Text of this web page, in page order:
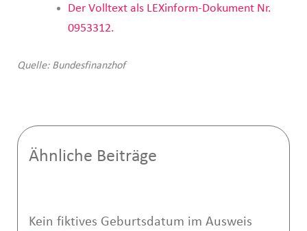
Der Volltext als LEXinform-Dokument Nr.
0953312.
Quelle: Bundesfinanzhof
Ähnliche Beiträge
Kein fiktives Geburtsdatum im Ausweis